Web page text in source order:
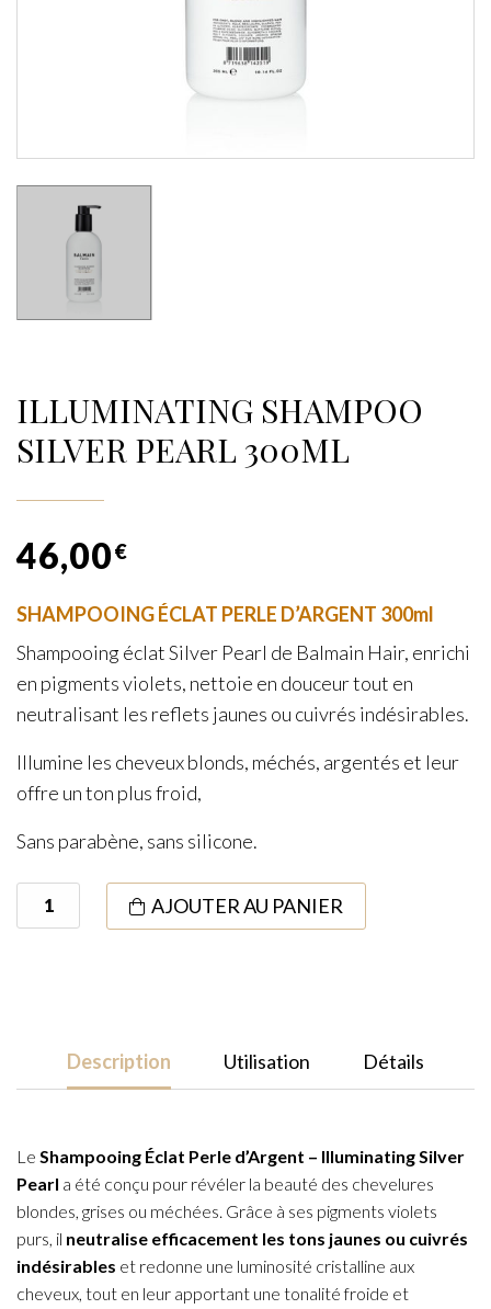
ILLUMINATING SHAMPOO
SILVER PEARL 300ML
46,00€
SHAMPOOING ÉCLAT PERLE D’ARGENT 300ml
Shampooing éclat Silver Pearl de Balmain Hair, enrichi
en pigments violets, nettoie en douceur tout en
neutralisant les reflets jaunes ou cuivrés indésirables.
Illumine les cheveux blonds, méchés, argentés et leur
offre un ton plus froid,
Sans parabène, sans silicone.
quantité
de
AJOUTER AU PANIER
Description Utilisation Détails
Le Shampooing Éclat Perle d’Argent – Illuminating Silver
Pearl a été conçu pour révéler la beauté des chevelures
blondes, grises ou méchées. Grâce à ses pigments violets
purs, il neutralise efficacement les tons jaunes ou cuivrés
indésirables et redonne une luminosité cristalline aux
cheveux, tout en leur apportant une tonalité froide et